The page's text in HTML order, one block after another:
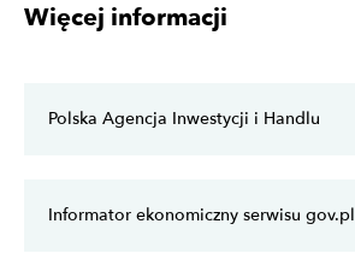
Więcej informacji
Polska Agencja Inwestycji i Handlu
Informator ekonomiczny serwisu gov.pl